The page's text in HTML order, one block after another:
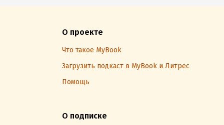
О проекте
Что такое MyBook
Загрузить подкаст в MyBook и Литрес
Помощь
О подписке